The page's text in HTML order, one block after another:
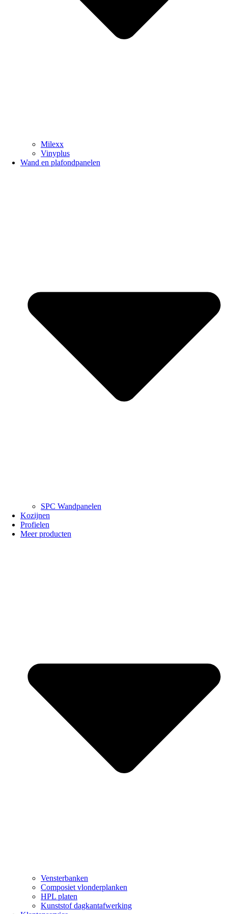
Milexx
Vinyplus
Wand en plafondpanelen
SPC Wandpanelen
Kozijnen
Profielen
Meer producten
Vensterbanken
Composiet vlonderplanken
HPL platen
Kunststof dagkantafwerking